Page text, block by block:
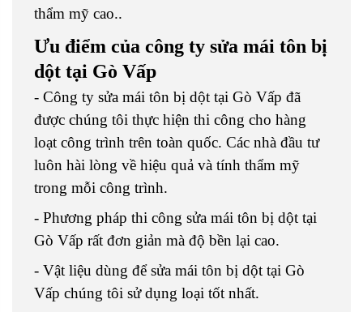
thẩm mỹ cao..
Ưu điểm của công ty sửa mái tôn bị
dột tại Gò Vấp
- Công ty sửa mái tôn bị dột tại Gò Vấp đã
được chúng tôi thực hiện thi công cho hàng
loạt công trình trên toàn quốc. Các nhà đầu tư
luôn hài lòng về hiệu quả và tính thẩm mỹ
trong mỗi công trình.
- Phương pháp thi công sửa mái tôn bị dột tại
Gò Vấp rất đơn giản mà độ bền lại cao.
- Vật liệu dùng để sửa mái tôn bị dột tại Gò
Vấp chúng tôi sử dụng loại tốt nhất.